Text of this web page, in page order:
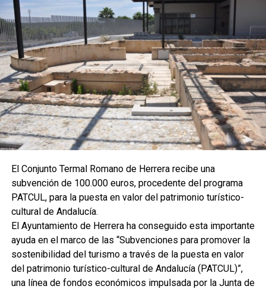
El Conjunto Termal Romano de Herrera recibe una
subvención de 100.000 euros, procedente del programa
PATCUL, para la puesta en valor del patrimonio turístico-
cultural de Andalucía.
El Ayuntamiento de Herrera ha conseguido esta importante
ayuda en el marco de las “Subvenciones para promover la
sostenibilidad del turismo a través de la puesta en valor
del patrimonio turístico-cultural de Andalucía (PATCUL)”,
una línea de fondos económicos impulsada por la Junta de